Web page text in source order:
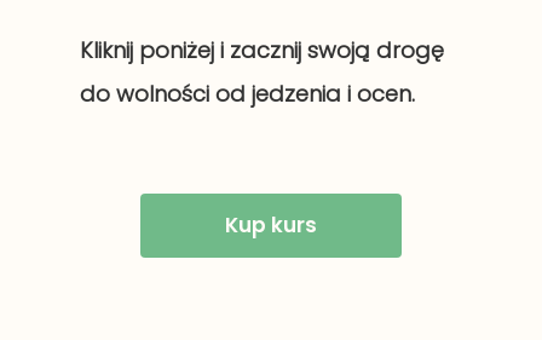
Kup kurs
Kliknij poniżej i zacznij swoją drogę
do wolności od jedzenia i ocen.